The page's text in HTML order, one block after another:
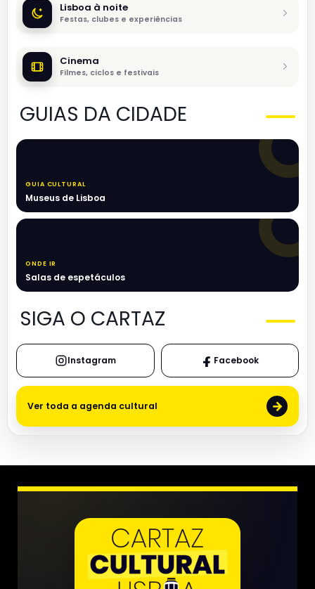
Lisboa à noite
Festas, clubes e experiências
Cinema
Filmes, ciclos e festivais
GUIAS DA CIDADE
GUIA CULTURAL
Museus de Lisboa
ONDE IR
Salas de espetáculos
SIGA O CARTAZ
Instagram Facebook
Ver toda a agenda cultural →